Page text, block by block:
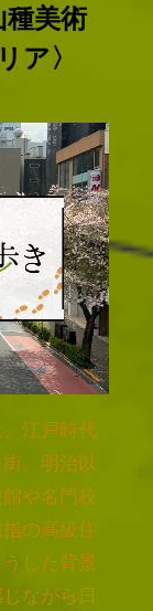
美術
ア〉
江戸時代
。明治以
や名門校
の高級住
した背景
ながら日